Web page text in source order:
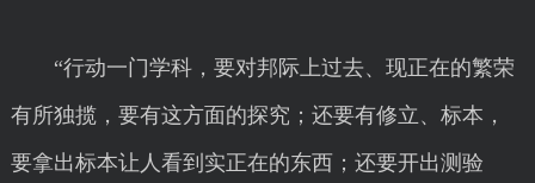
“行动一门学科，要对邦际上过去、现正在的繁荣
有所独揽，要有这方面的探究；还要有修立、标本，
要拿出标本让人看到实正在的东西；还要开出测验